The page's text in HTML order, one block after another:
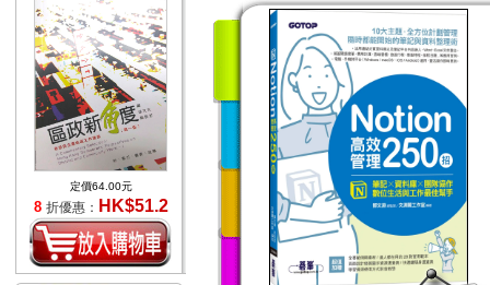
定價64.00元
8 折優惠： HK$51.2